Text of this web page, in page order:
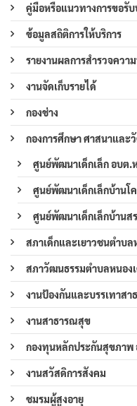
คู่มือหรือแนวทางการขอรั
ข้อมูลสถิติการให้บริการ
รายงานผลการสำรวจควา
งานจัดเก็บรายได้
กองช่าง
กองการศึกษา ศาสนาและ
ศูนย์พัฒนาเด็กเล็ก อบต.
ศูนย์พัฒนาเด็กเล็กบ้านโ
ศูนย์พัฒนาเด็กเล็กบ้านส
สภาเด็กและเยาวชนตำบล
สภาวัฒนธรรมตำบลหนอง
งานป้องกันและบรรเทาส
งานสาธารณสุข
กองทุนหลักประกันสุขภาพ
งานสวัสดิการสังคม
ชมรมผู้สูงอายุ